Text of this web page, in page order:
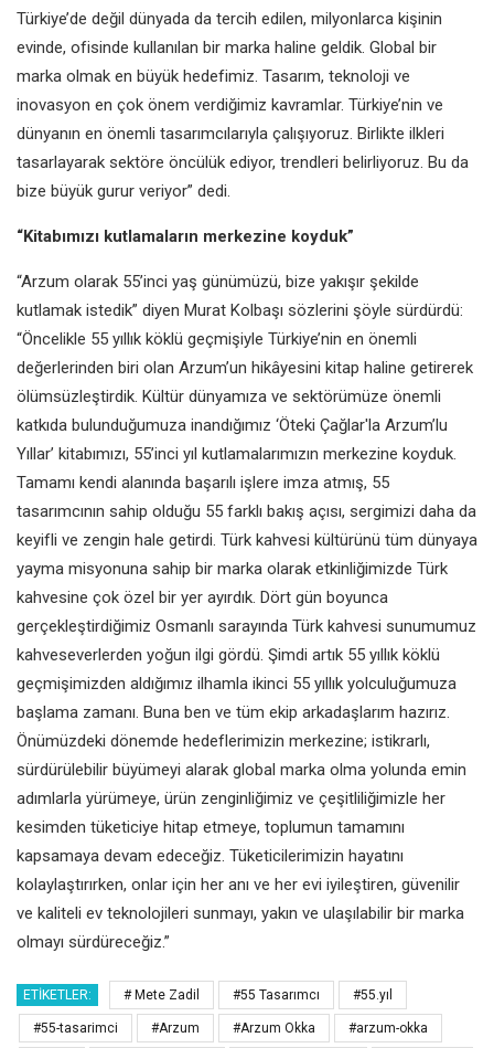
Türkiye’de değil dünyada da tercih edilen, milyonlarca kişinin
evinde, ofisinde kullanılan bir marka haline geldik. Global bir
marka olmak en büyük hedefimiz. Tasarım, teknoloji ve
inovasyon en çok önem verdiğimiz kavramlar. Türkiye’nin ve
dünyanın en önemli tasarımcılarıyla çalışıyoruz. Birlikte ilkleri
tasarlayarak sektöre öncülük ediyor, trendleri belirliyoruz. Bu da
bize büyük gurur veriyor” dedi.
“Kitabımızı kutlamaların merkezine koyduk”
“Arzum olarak 55’inci yaş günümüzü, bize yakışır şekilde
kutlamak istedik” diyen Murat Kolbaşı sözlerini şöyle sürdürdü:
“Öncelikle 55 yıllık köklü geçmişiyle Türkiye’nin en önemli
değerlerinden biri olan Arzum’un hikâyesini kitap haline getirerek
ölümsüzleştirdik. Kültür dünyamıza ve sektörümüze önemli
katkıda bulunduğumuza inandığımız ‘Öteki Çağlar'la Arzum’lu
Yıllar’ kitabımızı, 55’inci yıl kutlamalarımızın merkezine koyduk.
Tamamı kendi alanında başarılı işlere imza atmış, 55
tasarımcının sahip olduğu 55 farklı bakış açısı, sergimizi daha da
keyifli ve zengin hale getirdi. Türk kahvesi kültürünü tüm dünyaya
yayma misyonuna sahip bir marka olarak etkinliğimizde Türk
kahvesine çok özel bir yer ayırdık. Dört gün boyunca
gerçekleştirdiğimiz Osmanlı sarayında Türk kahvesi sunumumuz
kahveseverlerden yoğun ilgi gördü. Şimdi artık 55 yıllık köklü
geçmişimizden aldığımız ilhamla ikinci 55 yıllık yolculuğumuza
başlama zamanı. Buna ben ve tüm ekip arkadaşlarım hazırız.
Önümüzdeki dönemde hedeflerimizin merkezine; istikrarlı,
sürdürülebilir büyümeyi alarak global marka olma yolunda emin
adımlarla yürümeye, ürün zenginliğimiz ve çeşitliliğimizle her
kesimden tüketiciye hitap etmeye, toplumun tamamını
kapsamaya devam edeceğiz. Tüketicilerimizin hayatını
kolaylaştırırken, onlar için her anı ve her evi iyileştiren, güvenilir
ve kaliteli ev teknolojileri sunmayı, yakın ve ulaşılabilir bir marka
olmayı sürdüreceğiz.”
ETIKETLER: # Mete Zadil #55 Tasarımcı #55.yıl
#55-tasarimci #Arzum #Arzum Okka #arzum-okka